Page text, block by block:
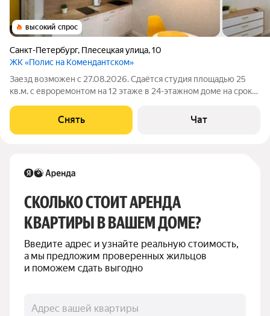
высокий спрос
Санкт-Петербург, Плесецкая улица,10
ЖК «Полис на Комендантском»
Заезд возможен с 27.08.2026. Сдаётся студия площадью 25
кв.м. с евроремонтом на 12 этаже в 24-этажном доме на срок
Холодильник Микроволновка Пылесос Дом - монолитный,
окна выходят во
Снять Чат
СКОЛЬКО СТОИТ АРЕНДА
КВАРТИРЫ В ВАШЕМ ДОМЕ?
Введите адрес и узнайте реальную стоимость,
а мы предложим проверенных жильцов
и поможем сдать выгодно
Адрес вашей квартиры